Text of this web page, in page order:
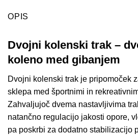
OPIS
Dvojni kolenski trak –
koleno med gibanjem
Dvojni kolenski trak je pripomoček
sklepa med športnimi in
Zahvaljujoč dvema nastavljivima
natančno regulacijo jakosti opore,
pa poskrbi za dodatno stabilizacijo